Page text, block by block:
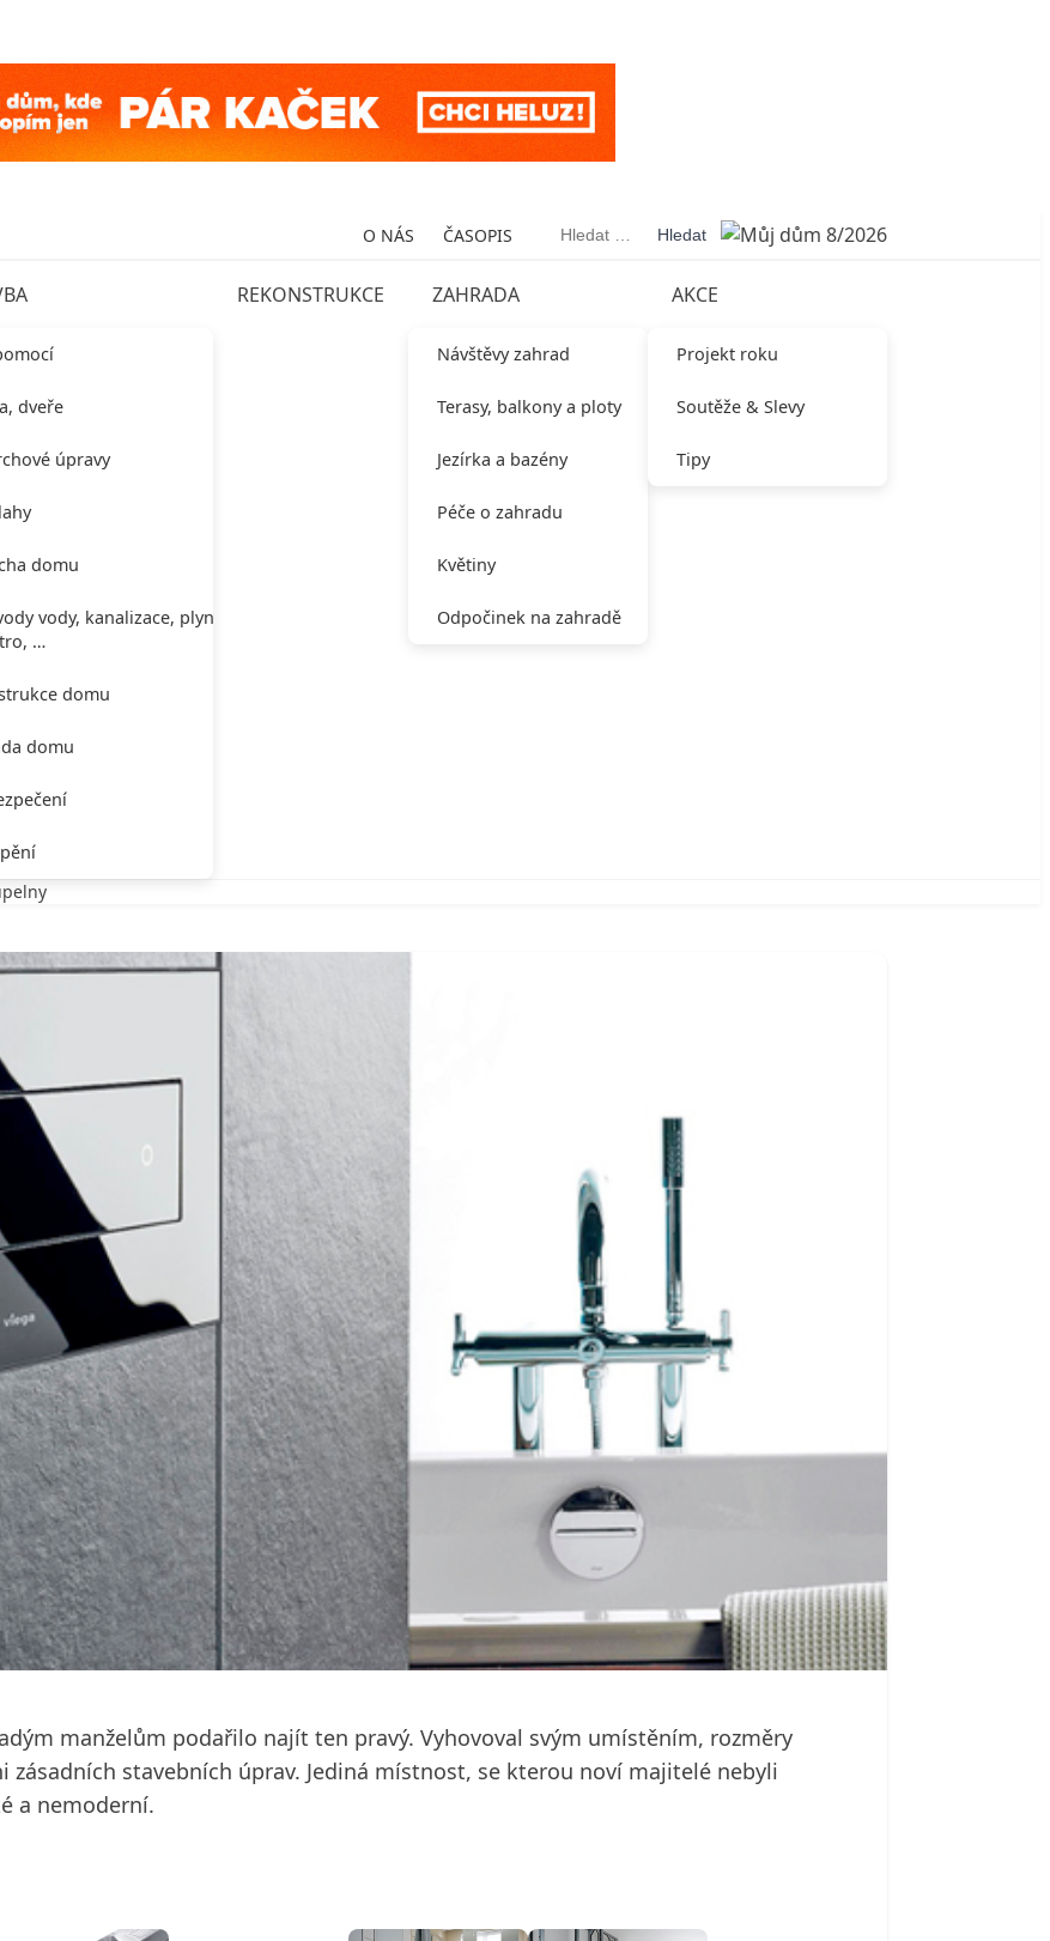
O NÁS ČASOPIS Vyhledávání
dveře
úpravy
domu
vody, kanalizace, plynu,
…
domu
domu
REKONSTRUKCE ZAHRADA
Návštěvy zahrad
Terasy, balkony a ploty
Jezírka a bazény
Péče o zahradu
Květiny
Odpočinek na zahradě
AKCE
Projekt roku
Soutěže & Slevy
Tipy
manželům podařilo najít ten pravý. Vyhovoval svým umístěním, rozměry
stavebních úprav. Jediná místnost, se kterou noví majitelé nebyli
a nemoderní.